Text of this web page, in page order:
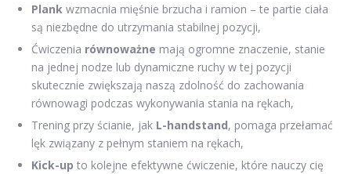
Plank wzmacnia mięśnie brzucha i ramion – te partie ciała
są niezbędne do utrzymania stabilnej pozycji,
Ćwiczenia równoważne mają ogromne znaczenie, stanie
na jednej nodze lub dynamiczne ruchy w tej pozycji
skutecznie zwiększają naszą zdolność do zachowania
równowagi podczas wykonywania stania na rękach,
Trening przy ścianie, jak L-handstand, pomaga przełamać
lęk związany z pełnym staniem na rękach,
Kick-up to kolejne efektywne ćwiczenie, które nauczy cię